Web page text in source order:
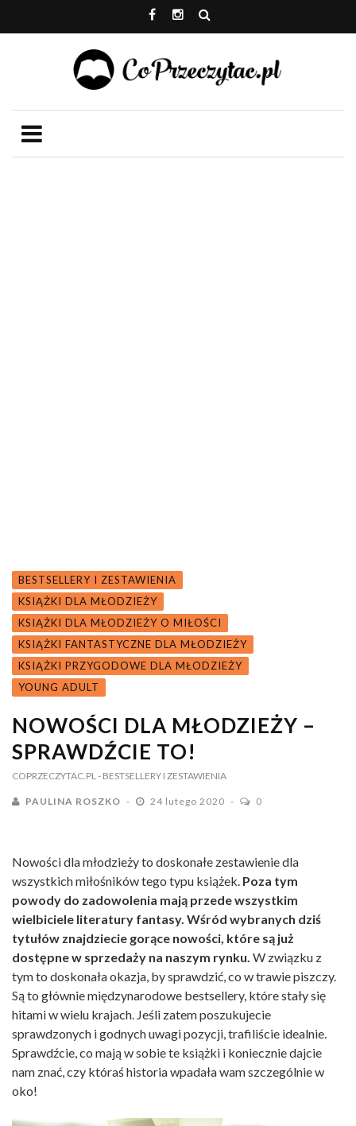
BESTSELLERY I ZESTAWIENIA
KSIĄŻKI DLA MŁODZIEŻY
KSIĄŻKI DLA MŁODZIEŻY O MIŁOŚCI
KSIĄŻKI FANTASTYCZNE DLA MŁODZIEŻY
KSIĄŻKI PRZYGODOWE DLA MŁODZIEŻY
YOUNG ADULT
NOWOŚCI DLA MŁODZIEŻY –
SPRAWDŹCIE TO!
COPRZECZYTAC.PL - BESTSELLERY I ZESTAWIENIA
PAULINA ROSZKO 24 lutego 2020 0
Nowości dla młodzieży to doskonałe zestawienie dla
wszystkich miłośników tego typu książek. Poza tym
powody do zadowolenia mają przede wszystkim
wielbiciele literatury fantasy. Wśród wybranych dziś
tytułów znajdziecie gorące nowości, które są już
dostępne w sprzedaży na naszym rynku. W związku z
tym to doskonała okazja, by sprawdzić, co w trawie piszczy.
Są to głównie międzynarodowe bestsellery, które stały się
hitami w wielu krajach. Jeśli zatem poszukujecie
sprawdzonych i godnych uwagi pozycji, trafiliście idealnie.
Sprawdźcie, co mają w sobie te książki i koniecznie dajcie
nam znać, czy któraś historia wpadała wam szczególnie w
oko!